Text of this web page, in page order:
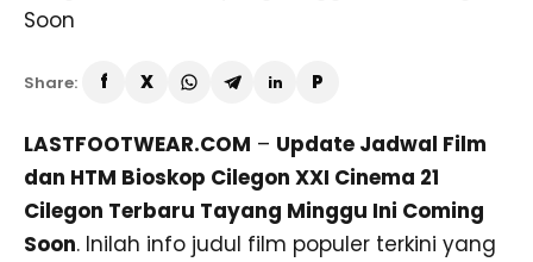
Share:
LASTFOOTWEAR.COM – Update Jadwal Film
dan HTM Bioskop Cilegon XXI Cinema 21
Cilegon Terbaru Tayang Minggu Ini Coming
Soon. Inilah info judul film populer terkini yang